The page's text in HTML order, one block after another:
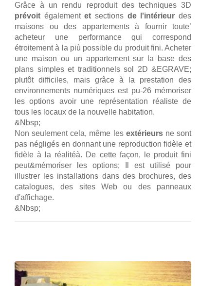
Grâce à un rendu reproduit des techniques 3D
prévoit égalementet sections de l'intérieur des
maisons ou des appartements à fournir toute’
acheteur une performance qui correspond
étroitement à la più possible du produit fini. Acheter
une maison ou un appartement sur la base des
plans simples et traditionnels sol 2D &EGRAVE;
plutôt difficiles, mais grâce à la prestation des
environnements numériques est pu-26 mémoriser
les options avoir une représentation réaliste de
tous les locaux de la nouvelle habitation.
&Nbsp;
Non seulement cela, même les extérieursne sont
pas négligés en donnant une reproduction fidèle et
fidèle à la réalitéà. De cette façon, le produit fini
peut&mémoriser les options; Il est utilisé pour
illustrer les installations dans des brochures, des
catalogues, des sites Web ou des panneaux
d'affichage.
&Nbsp;